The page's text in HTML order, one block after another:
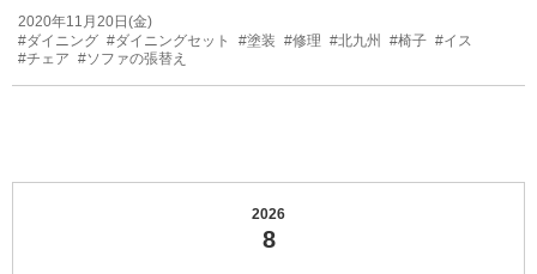
2020年11月20日(金)
#ダイニング #ダイニングセット #塗装 #修理 #北九州 #椅子 #イス
#チェア #ソファの張替え
2026
8